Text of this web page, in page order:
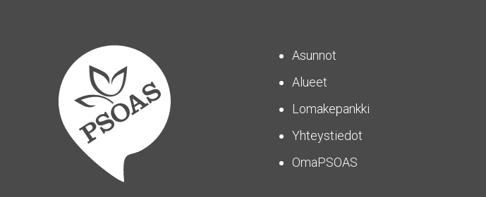
Asunnot
Alueet
Lomakepankki
Yhteystiedot
OmaPSOAS